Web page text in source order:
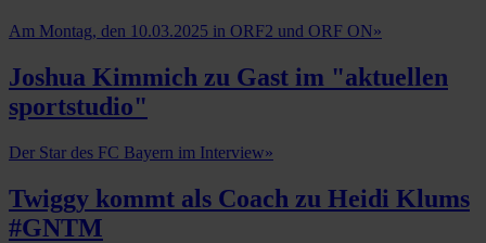
Am Montag, den 10.03.2025 in ORF2 und ORF ON»
Joshua Kimmich zu Gast im "aktuellen
sportstudio"
Der Star des FC Bayern im Interview»
Twiggy kommt als Coach zu Heidi Klums
#GNTM